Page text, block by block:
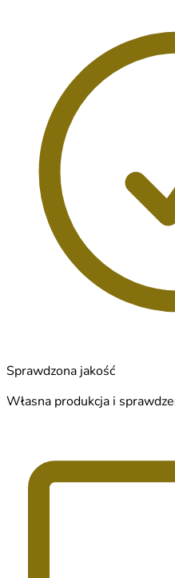
Sprawdzona jakość
Własna produkcja i